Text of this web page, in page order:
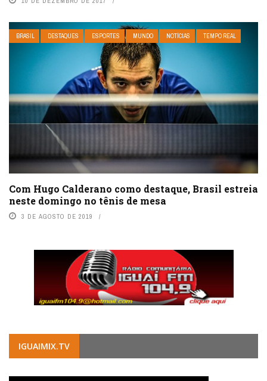
BRASIL DESTAQUES ESPORTES MUNDO NOTÍCIAS TEMPO REAL
Com Hugo Calderano como destaque, Brasil estreia
neste domingo no tênis de mesa
3 DE AGOSTO DE 2019
IGUAIMIX.TV